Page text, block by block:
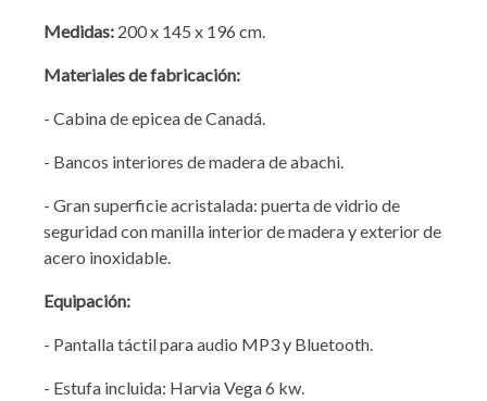
Medidas: 200 x 145 x 196 cm.
Materiales de fabricación:
- Cabina de epicea de Canadá.
- Bancos interiores de madera de abachi.
- Gran superficie acristalada: puerta de vidrio de
seguridad con manilla interior de madera y exterior de
acero inoxidable.
Equipación:
- Pantalla táctil para audio MP3 y Bluetooth.
- Estufa incluida: Harvia Vega 6 kw.